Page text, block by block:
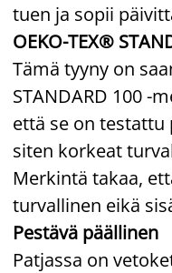
tuen ja sopii
OEKO-TEX®
Tämä tyyny on
STANDARD 100 -
että se on testattu
siten korkeat
Merkintä takaa,
turvallinen eikä
Pestävä päällinen
Patjassa on